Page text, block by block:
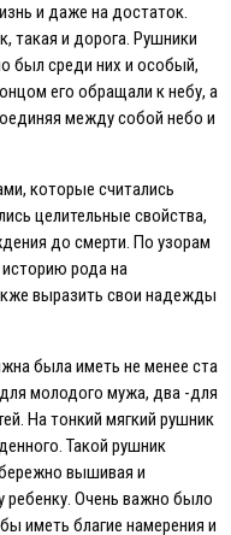
и даже на достаток.
такая и дорога. Рушники
был среди них и особый,
его обращали к небу, а
между собой небо и
которые считались
целительные свойства,
до смерти. По узорам
рода на
выразить свои надежды
была иметь не менее ста
молодого мужа, два -для
На тонкий мягкий рушник
Такой рушник
вышивая и
ребенку. Очень важно было
иметь благие намерения и